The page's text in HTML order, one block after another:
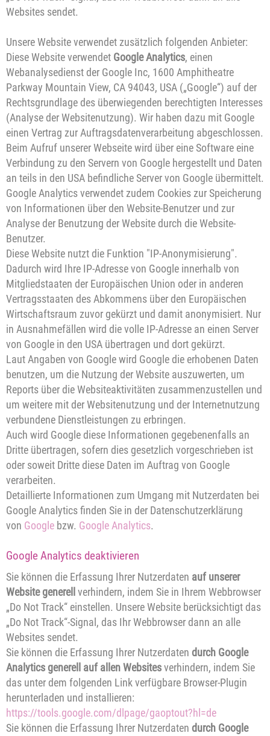
Websites sendet.
Unsere Website verwendet zusätzlich folgenden Anbieter:
Diese Website verwendet Google Analytics, einen
Webanalysedienst der Google Inc, 1600 Amphitheatre
Parkway Mountain View, CA 94043, USA („Google“) auf der
Rechtsgrundlage des überwiegenden berechtigten Interesses
(Analyse der Websitenutzung). Wir haben dazu mit Google
einen Vertrag zur Auftragsdatenverarbeitung abgeschlossen.
Beim Aufruf unserer Webseite wird über eine Software eine
Verbindung zu den Servern von Google hergestellt und Daten
an teils in den USA befindliche Server von Google übermittelt.
Google Analytics verwendet zudem Cookies zur Speicherung
von Informationen über den Website-Benutzer und zur
Analyse der Benutzung der Website durch die Website-
Benutzer.
Diese Website nutzt die Funktion "IP-Anonymisierung".
Dadurch wird Ihre IP-Adresse von Google innerhalb von
Mitgliedstaaten der Europäischen Union oder in anderen
Vertragsstaaten des Abkommens über den Europäischen
Wirtschaftsraum zuvor gekürzt und damit anonymisiert. Nur
in Ausnahmefällen wird die volle IP-Adresse an einen Server
von Google in den USA übertragen und dort gekürzt.
Laut Angaben von Google wird Google die erhobenen Daten
benutzen, um die Nutzung der Website auszuwerten, um
Reports über die Websiteaktivitäten zusammenzustellen und
um weitere mit der Websitenutzung und der Internetnutzung
verbundene Dienstleistungen zu erbringen.
Auch wird Google diese Informationen gegebenenfalls an
Dritte übertragen, sofern dies gesetzlich vorgeschrieben ist
oder soweit Dritte diese Daten im Auftrag von Google
verarbeiten.
Detaillierte Informationen zum Umgang mit Nutzerdaten bei
Google Analytics finden Sie in der Datenschutzerklärung
von Google bzw. Google Analytics.
Google Analytics deaktivieren
Sie können die Erfassung Ihrer Nutzerdaten auf unserer
Website generell verhindern, indem Sie in Ihrem Webbrowser
„Do Not Track“ einstellen. Unsere Website berücksichtigt das
„Do Not Track“-Signal, das Ihr Webbrowser dann an alle
Websites sendet.
Sie können die Erfassung Ihrer Nutzerdaten durch Google
Analytics generell auf allen Websitesverhindern, indem Sie
das unter dem folgenden Link verfügbare Browser-Plugin
herunterladen und installieren:
https://tools.google.com/dlpage/gaoptout?hl=de
Sie können die Erfassung Ihrer Nutzerdaten durch Google